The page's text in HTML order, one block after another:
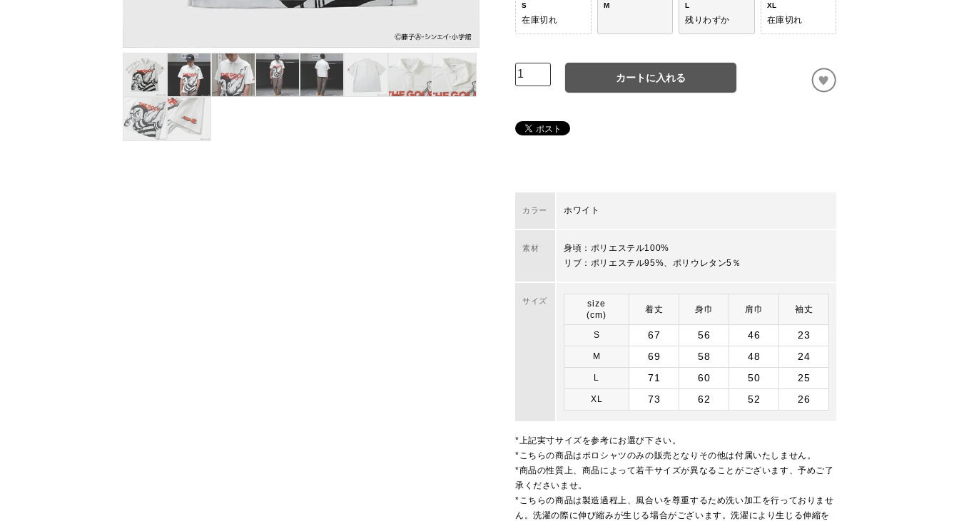
S
在庫切れ
M L
残りわずか
XL
在庫切れ
カートに入れる
カラー ホワイト
素材
身頃：ポリエステル100%
リブ：ポリエステル95%、ポリウレタン5％
サイズ
size
(cm)
着丈 身巾 肩巾 袖丈
S 67 56 46 23
M 69 58 48 24
L 71 60 50 25
XL 73 62 52 26
*上記実寸サイズを参考にお選び下さい。
*こちらの商品はポロシャツのみの販売となりその他は付属いたしません。
*商品の性質上、商品によって若干サイズが異なることがございます、予めご了
承くださいませ。
*こちらの商品は製造過程上、風合いを尊重するため洗い加工を行っておりませ
ん。洗濯の際に伸び縮みが生じる場合がございます。洗濯により生じる伸縮を